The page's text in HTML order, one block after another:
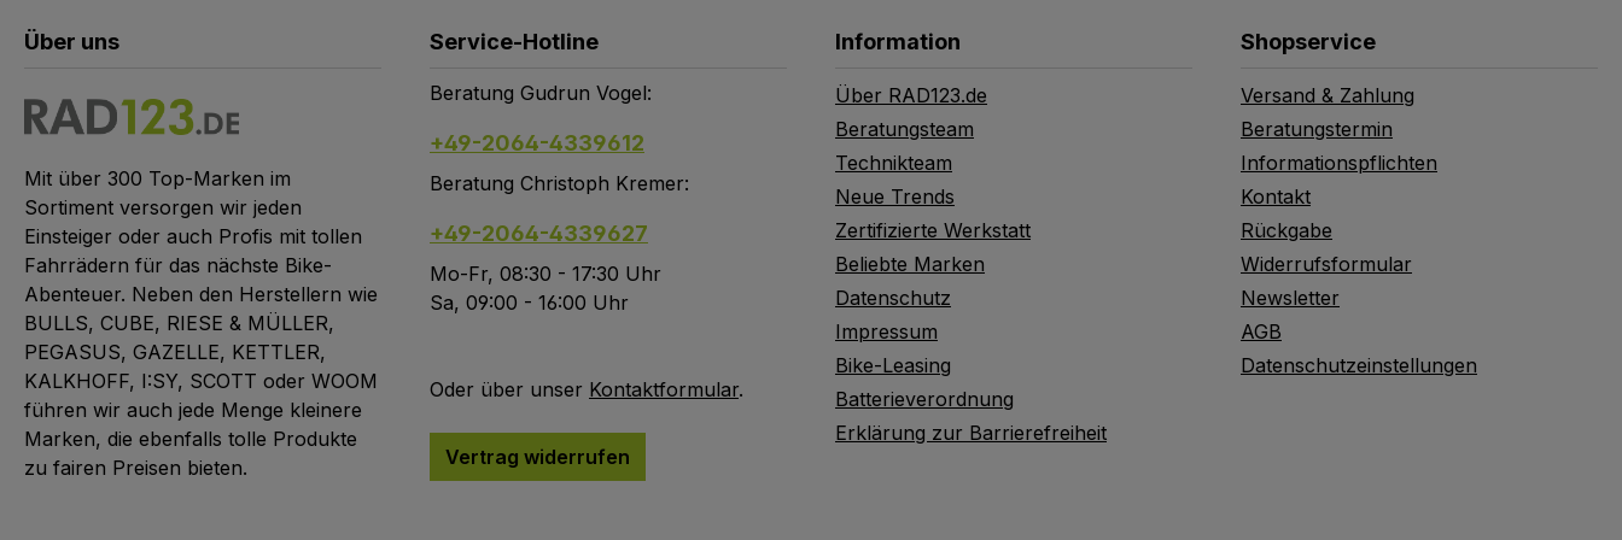
Über uns
Mit über 300 Top-Marken im
Sortiment versorgen wir jeden
Einsteiger oder auch Profis mit tollen
Fahrrädern für das nächste Bike-
Abenteuer. Neben den Herstellern wie
BULLS, CUBE, RIESE & MÜLLER,
PEGASUS, GAZELLE, KETTLER,
KALKHOFF, I:SY, SCOTT oder WOOM
führen wir auch jede Menge kleinere
Marken, die ebenfalls tolle Produkte
zu fairen Preisen bieten.
Service-Hotline
Beratung Gudrun Vogel:
+49-2064-4339612
Beratung Christoph Kremer:
+49-2064-4339627
Mo-Fr, 08:30 - 17:30 Uhr
Sa, 09:00 - 16:00 Uhr
Oder über unser Kontaktformular.
Vertrag widerrufen
Information
Über RAD123.de
Beratungsteam
Technikteam
Neue Trends
Zertifizierte Werkstatt
Beliebte Marken
Datenschutz
Impressum
Bike-Leasing
Batterieverordnung
Erklärung zur Barrierefreiheit
Shopservice
Versand & Zahlung
Beratungstermin
Informationspflichten
Kontakt
Rückgabe
Widerrufsformular
Newsletter
AGB
Datenschutzeinstellungen